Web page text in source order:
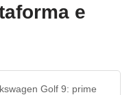
e
Golf 9: prime